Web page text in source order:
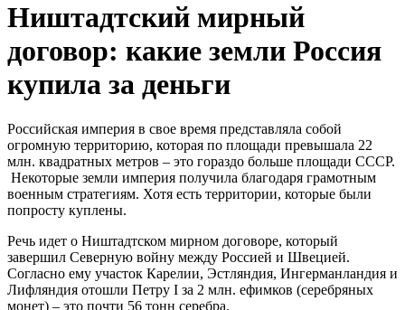
Ништадтский мирный
договор: какие земли Россия
купила за деньги
Российская империя в свое время представляла собой
огромную территорию, которая по площади превышала 22
млн. квадратных метров – это гораздо больше площади СССР.
Некоторые земли империя получила благодаря грамотным
военным стратегиям. Хотя есть территории, которые были
попросту куплены.
Речь идет о Ништадтском мирном договоре, который
завершил Северную войну между Россией и Швецией.
Согласно ему участок Карелии, Эстляндия, Ингерманландия и
Лифляндия отошли Петру I за 2 млн. ефимков (серебряных
монет) – это почти 56 тонн серебра.